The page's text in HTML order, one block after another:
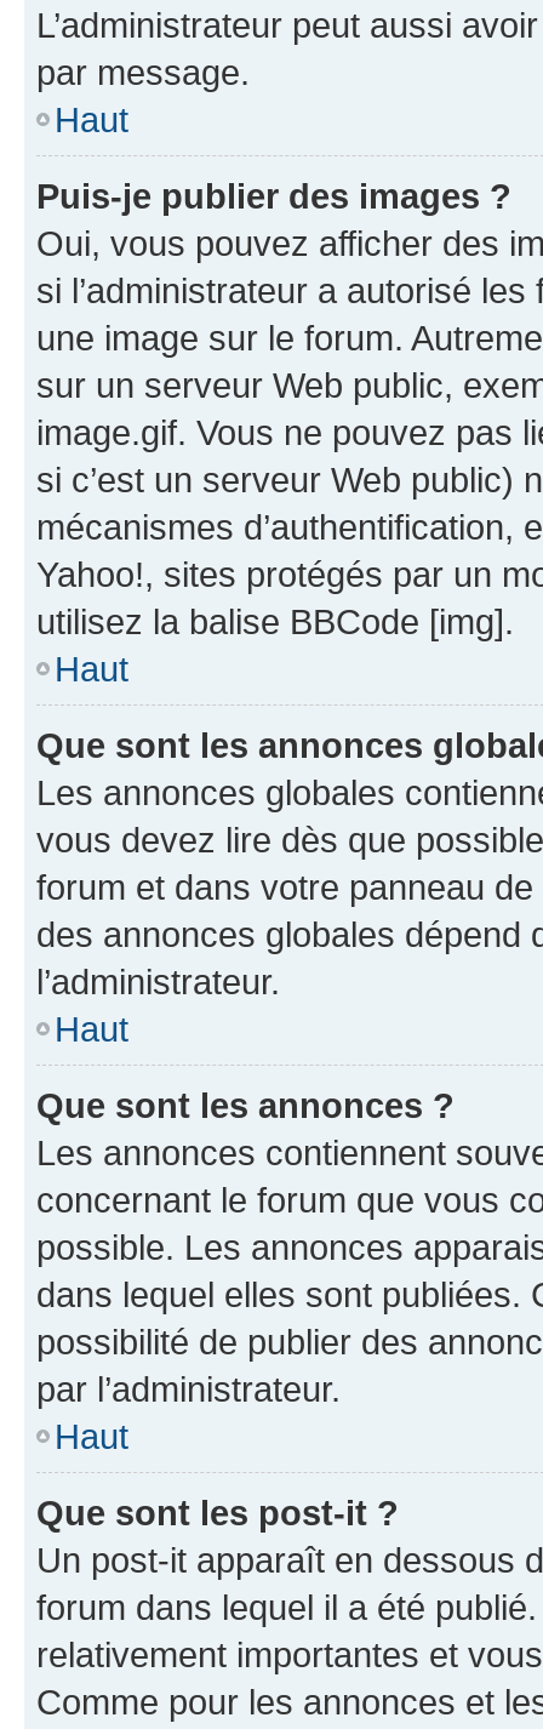
L’administrateur peut aussi
par message.
Haut
Puis-je publier des images ?
Oui, vous pouvez afficher des
si l’administrateur a autorisé
une image sur le forum.
sur un serveur Web public,
image.gif. Vous ne pouvez pas
si c’est un serveur Web public)
mécanismes d’authentification,
Yahoo!, sites protégés par un
utilisez la balise BBCode [img].
Haut
Que sont les annonces
Les annonces globales
vous devez lire dès que
forum et dans votre panneau
des annonces globales dépend
l’administrateur.
Haut
Que sont les annonces ?
Les annonces contiennent
concernant le forum que vous
possible. Les annonces
dans lequel elles sont publiées.
possibilité de publier des
par l’administrateur.
Haut
Que sont les post-it ?
Un post-it apparaît en dessous
forum dans lequel il a été
relativement importantes et
Comme pour les annonces et